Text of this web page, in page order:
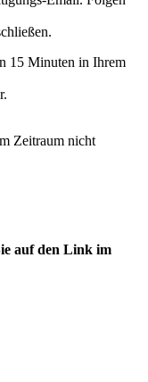
15 Minuten in Ihrem
Zeitraum nicht
auf den Link im